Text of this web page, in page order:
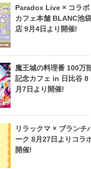
Paradox Live × コラボ
カフェ本舗 BLANC池袋
店 9月4日より開催!
魔王城の料理番 100万
記念カフェ in 日比谷 8
月7日より開催!
リラックマ × ブランチ
ーク 8月27日よりコラ
開催!